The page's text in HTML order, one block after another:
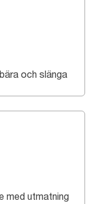
och slänga
med utmatning